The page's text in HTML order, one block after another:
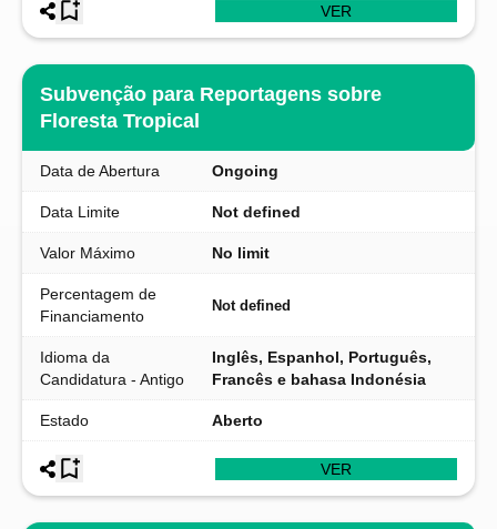
VER
Subvenção para Reportagens sobre
Floresta Tropical
Data de Abertura Ongoing
Data Limite Not defined
Valor Máximo No limit
Percentagem de
Financiamento
Not defined
Idioma da
Candidatura - Antigo
Inglês, Espanhol, Português,
Francês e bahasa Indonésia
Estado Aberto
VER